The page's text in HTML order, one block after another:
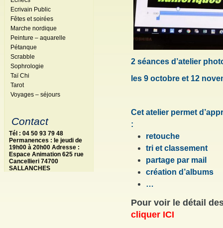
Ecrivain Public
Fêtes et soirées
Marche nordique
Peinture – aquarelle
Pétanque
Scrabble
Sophrologie
Taï Chi
Tarot
Voyages – séjours
Contact
Tél : 04 50 93 79 48
Permanences : le jeudi de
19h00 à 20h00 Adresse :
Espace Animation 625 rue
Cancellieri 74700
SALLANCHES
2 séances d’atelier
les 9 octobre et 12
Cet atelier permet
:
retouche
tri et classement
partage par mail
création d’albums
…
Pour voir le détail
cliquer ICI